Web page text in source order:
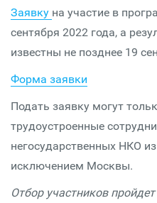
Заявку на участие в
сентября 2022 года, а
известны не позднее 19
Форма заявки
Подать заявку могут
трудоустроенные
негосударственных НКО
исключением Москвы.
Отбор участников